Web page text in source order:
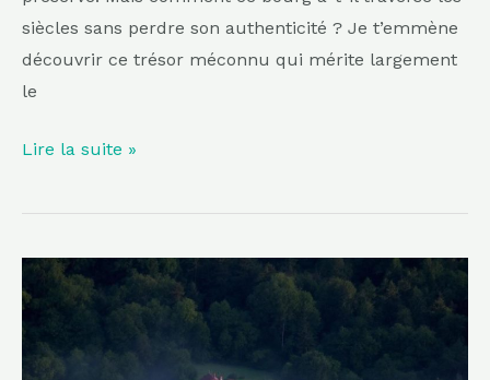
siècles sans perdre son authenticité ? Je t’emmène
découvrir ce trésor méconnu qui mérite largement
le
médiéval
classé
reste
préservé
Lire la suite »
Souvent
qualifiée
joyau